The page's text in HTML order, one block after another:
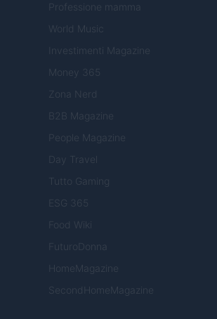
Professione mamma
World Music
Investimenti Magazine
Money 365
Zona Nerd
B2B Magazine
People Magazine
Day Travel
Tutto Gaming
ESG 365
Food Wiki
FuturoDonna
HomeMagazine
SecondHomeMagazine